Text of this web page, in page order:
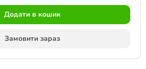
Додати в кошик
Замовити зараз